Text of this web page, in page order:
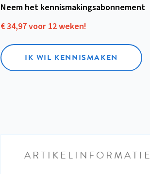
Neem het kennismakings­abonnement
€ 34,97 voor 12 weken!
IK WIL KENNISMAKEN
ARTIKELINFORMATIE